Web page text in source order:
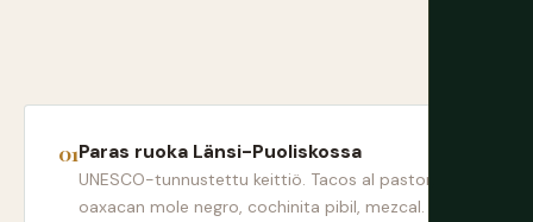
Paras ruoka Länsi-Puoliskossa
UNESCO-tunnustettu keittiö. Tacos al pastor,
oaxacan mole negro, cochinita pibil, mezcal.